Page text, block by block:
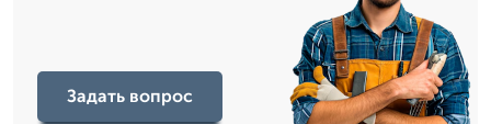
Задать вопрос